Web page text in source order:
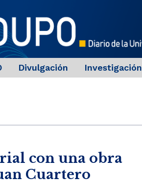
Divulgación Investigación
con una obra
Cuartero